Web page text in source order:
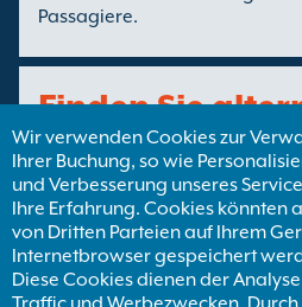
Passagiere.
Finden Sie
Amalfi Salerno
Mehr Amalfi Salerno
Alternativen :
Wir verwenden Cookies zur
Ihrer Buchung, so wie
und Verbesserung unseres
Ihre Erfahrung. Cookies könnten
von Dritten Parteien auf Ihrem
Internetbrowser gespeichert
Diese Cookies dienen der